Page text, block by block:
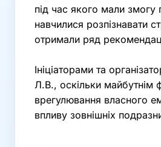
під час якого мали змогу
навчилися розпізнавати
отримали ряд
Ініціаторами та
Л.В., оскільки майбутнім
врегулювання власного
впливу зовнішніх